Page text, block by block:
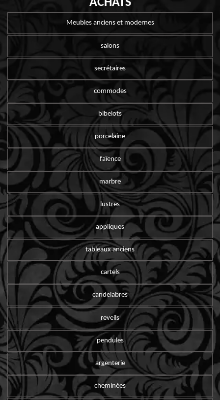
ACHATS
Meubles anciens et modernes
salons
secrétaires
commodes
bibelots
porcelaine
faïence
marbre
lustres
appliques
tableaux anciens
cartels
candelabres
reveils
pendules
argenterie
cheminées